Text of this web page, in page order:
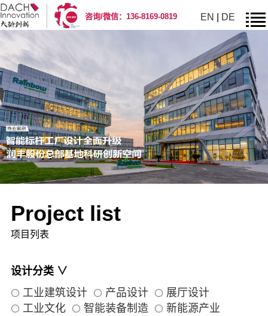
咨询/微信：136-8169-0819 EN DE
Project list
项目列表
设计分类 ∨
工业建筑设计
产品设计
展厅设计
工业文化
智能装备制造
新能源产业